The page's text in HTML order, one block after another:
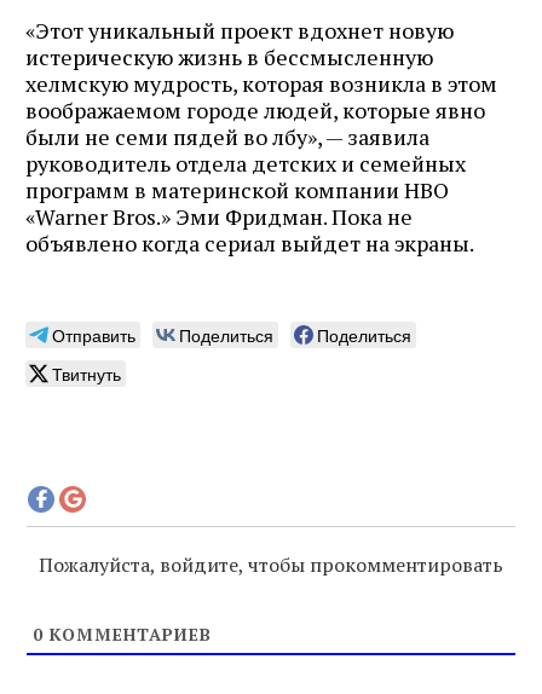
«Этот уникальный проект вдохнет новую
истерическую жизнь в бессмысленную
хелмскую мудрость, которая возникла в этом
воображаемом городе людей, которые явно
были не семи пядей во лбу», — заявила
руководитель отдела детских и семейных
программ в материнской компании HBO
«Warner Bros.» Эми Фридман. Пока не
объявлено когда сериал выйдет на экраны.
Отправить Поделиться
Поделиться
Твитнуть
Пожалуйста, войдите, чтобы прокомментировать
0 КОММЕНТАРИЕВ